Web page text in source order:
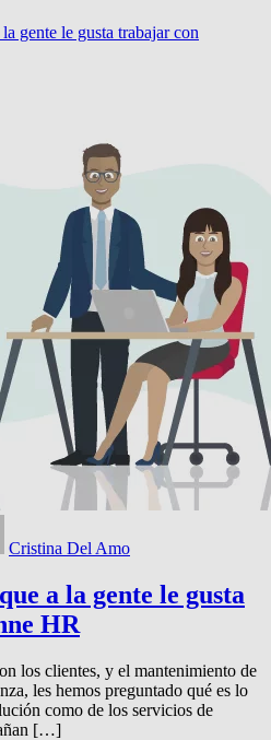
gente le gusta trabajar con
Cristina Del Amo
a la gente le gusta
HR
los clientes, y el mantenimiento de
les hemos preguntado qué es lo
como de los servicios de
[…]